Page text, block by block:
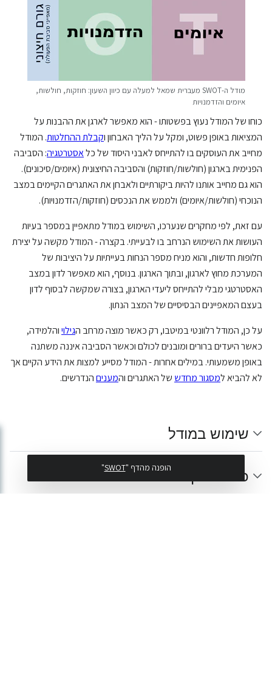
מודל ה-SWOT מעברית שמאל למעלה עם כיוון השעון: חוזקות, חולשות,
איומים והזדמנויות
כוחו של המודל נעוץ בפשטותו - הוא מאפשר לארגן את ההבנות על
המציאות באופן פשוט, ומקל על הליך האבחון וקבלת ההחלטות. המודל
מחייב את העוסקים בו להתייחס לאבני היסוד של כלאסטרטגיה: הסביבה
הפנימית בארגון (חולשות/חוזקות) והסביבה החיצונית (איומים/סיכונים).
הוא גם מחייב אותנו להיות ביקורתיים ולאבחן את האתגרים הקיימים במצב
הנוכחי (חולשות/איומים) ולממש את הנכסים (חוזקות/הזדמנויות).
עם זאת, לפי מחקרים שנערכו, השימוש במודל מתאפיין במספר בעיות
העושות את השימוש הנרחב בו לבעייתי. בקצרה - המודל מקשה על יצירת
חלופות חדשות, והוא מניח מספר הנחות בעייתיות על היציבות של
המערכת מחוץ לארגון, ובתוך הארגון. בנוסף, הוא מאפשר לדון במצב
האסטרטגי מבלי להתייחס ליעדי הארגון, בצורה שמקשה לבסוף לדון
בעצם המאפיינים הבסיסיים של המצב הנתון.
על כן, המודל רלוונטי במיטבו, רק כאשר מוצה מרחב הגילויוהלמידה,
כאשר היעדים ברורים ומובנים לכולם וכאשר הסביבה איננה משתנה
באופן משמעותי. במילים אחרות - המודל מסייע למצות את הידע הקיים אך
לא להביא למסגור מחדש של האתגרים והמעניםהנדרשים.
שימוש במודל
כיצד נפיק את המירב מה-SWOT?
הופנה מהדף "SWOT
"